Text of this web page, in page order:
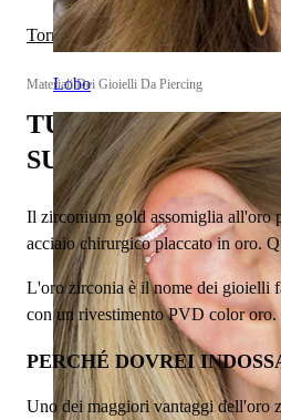
Lobo
Torna a Materiali Dei Gioielli Da
Materiali Dei Gioielli Da Piercing
TUTTO QUELLO
SUI PIERCING IN
Il zirconium gold assomiglia all'oro
acciaio chirurgico placcato in oro.
L'oro zirconia è il nome dei gioielli
con un rivestimento PVD color oro.
PERCHÉ DOVREI
Uno dei maggiori vantaggi dell'oro